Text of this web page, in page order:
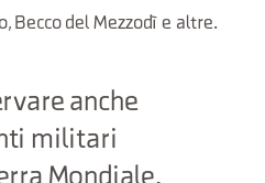
Becco del Mezzodì e altre.
anche
militari